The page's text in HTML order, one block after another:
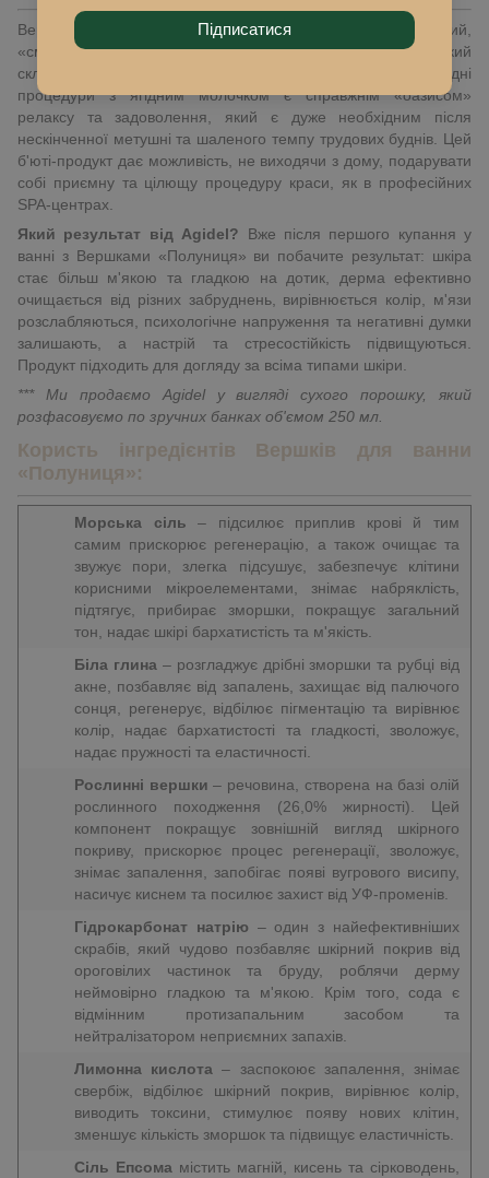
Підписатися
Вершки для ванни «Полуниця» (Agidel) – ароматний,
«смачний» та дуже корисний засіб для купання, який
складається виключно з натуральних інгредієнтів. Водні
процедури з ягідним молочком є справжнім «оазисом»
релаксу та задоволення, який є дуже необхідним після
нескінченної метушні та шаленого темпу трудових буднів. Цей
б'юті-продукт дає можливість, не виходячи з дому, подарувати
собі приємну та цілющу процедуру краси, як в професійних
SPA-центрах.
Який результат від Agidel? Вже після першого купання у
ванні з Вершками «Полуниця» ви побачите результат: шкіра
стає більш м'якою та гладкою на дотик, дерма ефективно
очищається від різних забруднень, вирівнюється колір, м'язи
розслабляються, психологічне напруження та негативні думки
залишають, а настрій та стресостійкість підвищуються.
Продукт підходить для догляду за всіма типами шкіри.
*** Ми продаємо Agidel у вигляді сухого порошку, який
розфасовуємо по зручних банках об'ємом 250 мл.
Користь інгредієнтів Вершків для ванни
«Полуниця»:
Морська сіль – підсилює приплив крові й тим
самим прискорює регенерацію, а також очищає та
звужує пори, злегка підсушує, забезпечує клітини
корисними мікроелементами, знімає набряклість,
підтягує, прибирає зморшки, покращує загальний
тон, надає шкірі бархатистість та м'якість.
Біла глина – розгладжує дрібні зморшки та рубці від
акне, позбавляє від запалень, захищає від палючого
сонця, регенерує, відбілює пігментацію та вирівнює
колір, надає бархатистості та гладкості, зволожує,
надає пружності та еластичності.
Рослинні вершки – речовина, створена на базі олій
рослинного походження (26,0% жирності). Цей
компонент покращує зовнішній вигляд шкірного
покриву, прискорює процес регенерації, зволожує,
знімає запалення, запобігає появі вугрового висипу,
насичує киснем та посилює захист від УФ-променів.
Гідрокарбонат натрію – один з найефективніших
скрабів, який чудово позбавляє шкірний покрив від
ороговілих частинок та бруду, роблячи дерму
неймовірно гладкою та м'якою. Крім того, сода є
відмінним протизапальним засобом та
нейтралізатором неприємних запахів.
Лимонна кислота – заспокоює запалення, знімає
свербіж, відбілює шкірний покрив, вирівнює колір,
виводить токсини, стимулює появу нових клітин,
зменшує кількість зморшок та підвищує еластичність.
Сіль Епсома містить магній, кисень та сірководень,